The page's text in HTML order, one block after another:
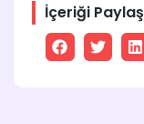
İçeriği Paylaş